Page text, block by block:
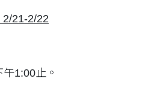
2/21-2/22
1:00止。